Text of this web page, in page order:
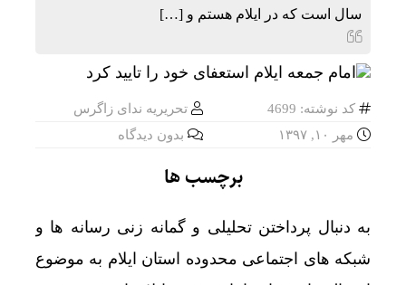
سال است که در ایلام هستم و […]
کد نوشته: 4699
تحریریه ندای زاگرس
مهر ۱۰, ۱۳۹۷
بدون دیدگاه
برچسب ها
به دنبال پرداختن تحلیلی و گمانه زنی رسانه ها و
شبکه های اجتماعی محدوده استان ایلام به موضوع